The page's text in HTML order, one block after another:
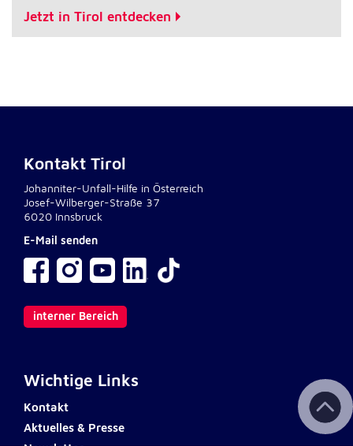
Jetzt in Tirol entdecken
Kontakt Tirol
Johanniter-Unfall-Hilfe in Österreich
Josef-Wilberger-Straße 37
6020 Innsbruck
E-Mail senden
interner Bereich
Wichtige Links
Kontakt
Aktuelles & Presse